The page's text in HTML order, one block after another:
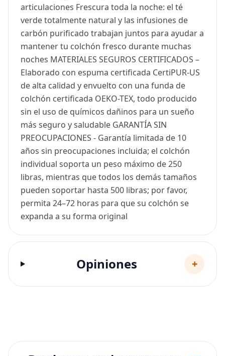
articulaciones Frescura toda la noche: el té
verde totalmente natural y las infusiones de
carbón purificado trabajan juntos para ayudar a
mantener tu colchón fresco durante muchas
noches MATERIALES SEGUROS CERTIFICADOS –
Elaborado con espuma certificada CertiPUR-US
de alta calidad y envuelto con una funda de
colchón certificada OEKO-TEX, todo producido
sin el uso de químicos dañinos para un sueño
más seguro y saludable GARANTÍA SIN
PREOCUPACIONES - Garantía limitada de 10
años sin preocupaciones incluida; el colchón
individual soporta un peso máximo de 250
libras, mientras que todos los demás tamaños
pueden soportar hasta 500 libras; por favor,
permita 24–72 horas para que su colchón se
expanda a su forma original
Opiniones +